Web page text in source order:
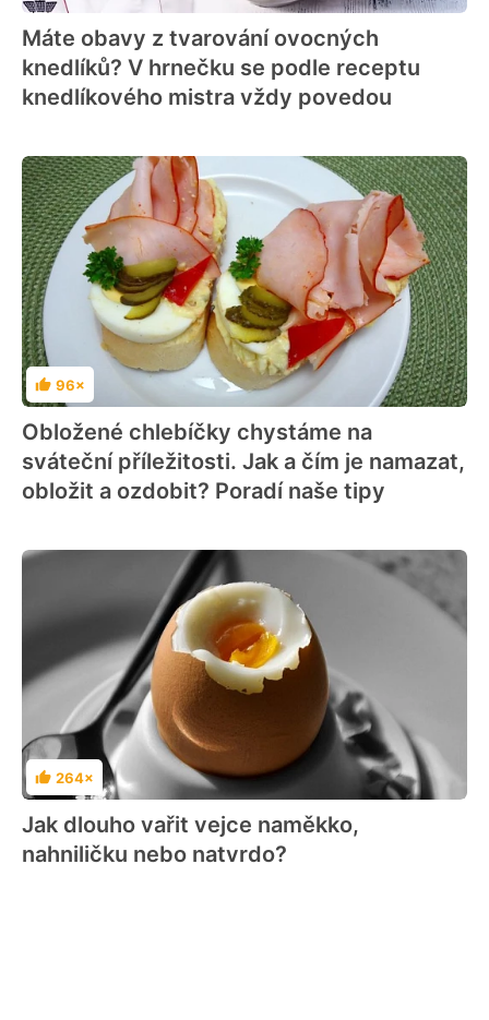
Máte obavy z tvarování ovocných
knedlíků? V hrnečku se podle receptu
knedlíkového mistra vždy povedou
Hodnocení
96×
Obložené chlebíčky chystáme na
sváteční příležitosti. Jak a čím je namazat,
obložit a ozdobit? Poradí naše tipy
Hodnocení
264×
Jak dlouho vařit vejce naměkko,
nahniličku nebo natvrdo?